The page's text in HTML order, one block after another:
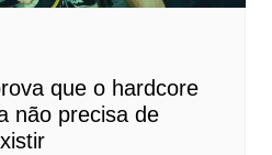
que o hardcore
não precisa de